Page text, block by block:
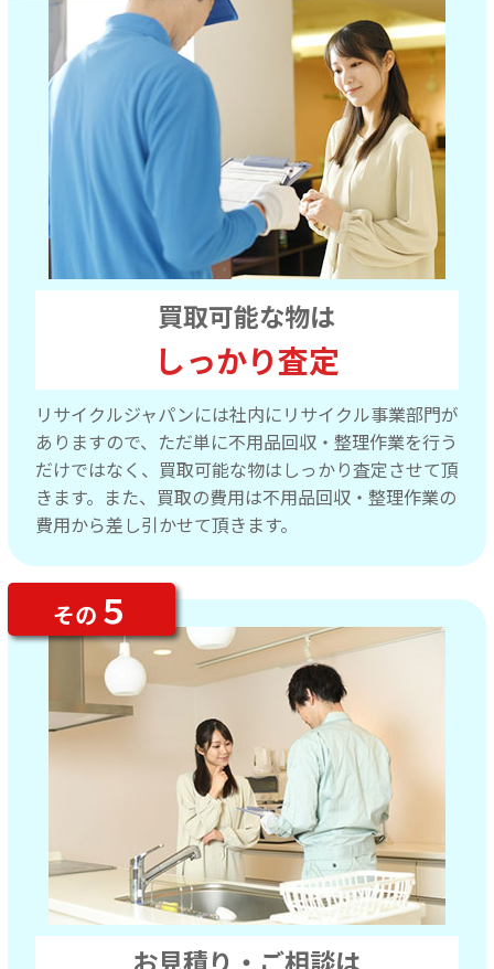
買取可能な物は
しっかり査定
リサイクルジャパンには社内にリサイクル事業部門が
ありますので、ただ単に不用品回収・整理作業を行う
だけではなく、買取可能な物はしっかり査定させて頂
きます。また、買取の費用は不用品回収・整理作業の
費用から差し引かせて頂きます。
お見積り・ご相談は
その ５